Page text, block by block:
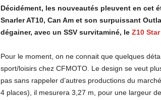
Décidément, les nouveautés pleuvent en cet
Snarler AT10, Can Am et son surpuissant
dégainer, avec un SSV survitaminé, le Z10
Pour le moment, on ne connait que quelques
sport/loisirs chez CFMOTO. Le design se veut
pas sans rappeler d’autres productions du
4 places), il mesurera 3,27 m, pour une largeur